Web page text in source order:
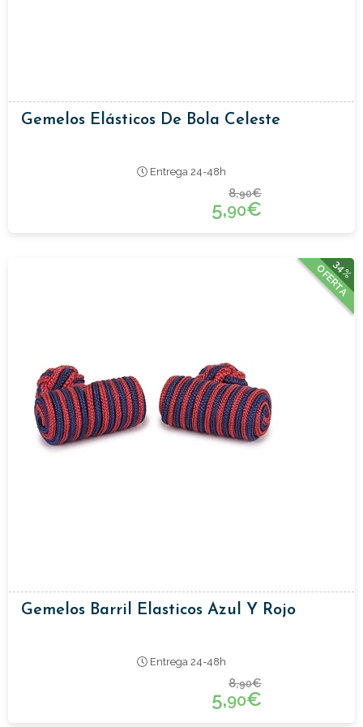
Gemelos Elásticos De Bola Celeste
Entrega 24-48h
8,90€
5,90€
34%
OFERTA
Gemelos Barril Elasticos Azul Y Rojo
Entrega 24-48h
8,90€
5,90€